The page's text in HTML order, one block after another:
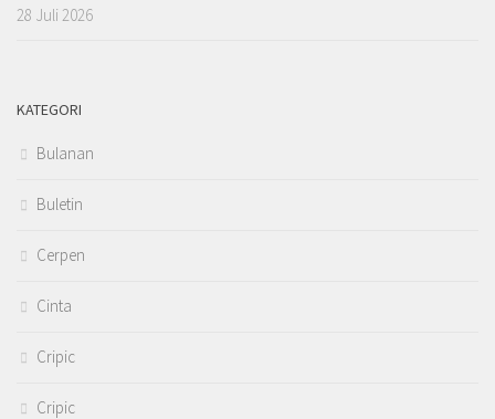
28 Juli 2026
KATEGORI
Bulanan
Buletin
Cerpen
Cinta
Cripic
Cripic